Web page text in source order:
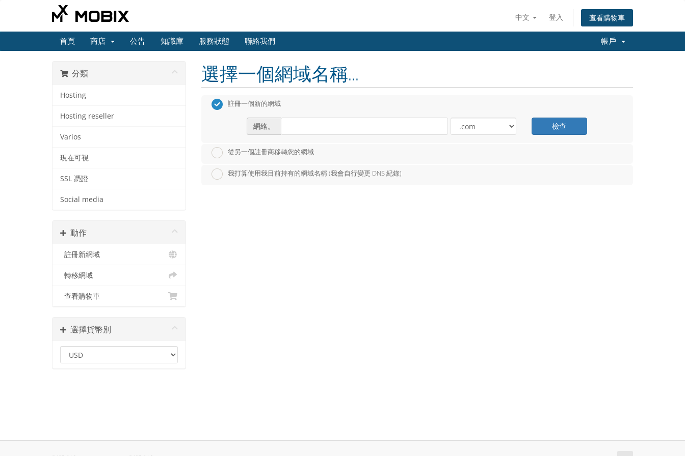
中文 登入 查看購物車
首頁 商店 公告 知識庫 服務狀態 聯絡我們 帳戶
分類
Hosting
Hosting reseller
Varios
現在可視
SSL 憑證
Social media
動作
註冊新網域
轉移網域
查看購物車
選擇貨幣別
選擇一個網域名稱...
註冊一個新的網域
網絡。 檢查
從另一個註冊商移轉您的網域
我打算使用我目前持有的網域名稱 (我會自行變更 DNS 紀錄)